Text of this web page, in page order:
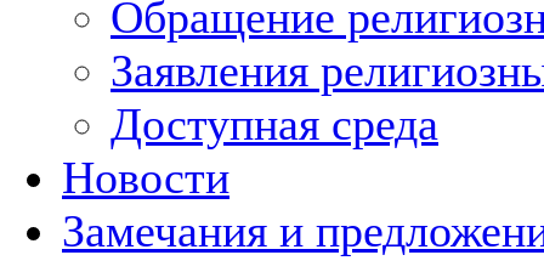
Обращение
Заявления
Доступная среда
Новости
Замечания и